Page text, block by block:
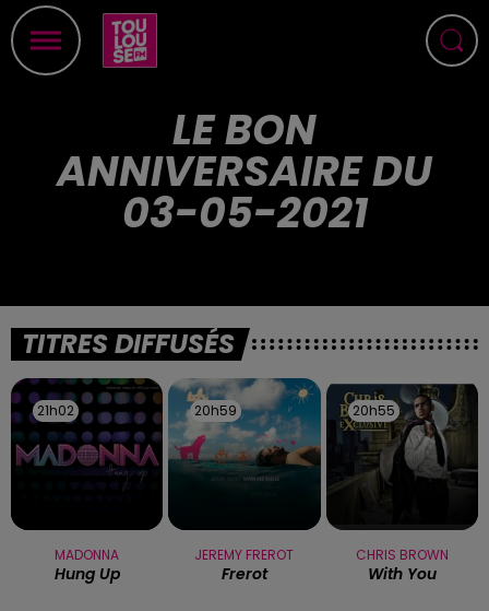
LE BON
ANNIVERSAIRE DU
03-05-2021
TITRES DIFFUSÉS
21h02
21h02
MADONNA
Hung Up
20h59
20h59
JEREMY FREROT
Frerot
20h55
20h55
CHRIS BROWN
With You